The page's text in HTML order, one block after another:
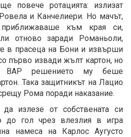
повече ротацията: излизат
и Канчелиери. Но мачът,
към края си,
отново заради Романьоли,
в прасеца на Бони и извърши
първо извади жълт картон, но
ВАР решението му беше
Така защитникът на Лацио
Рома поради наказание.
излезе от собствената си
до гол чрез влезлия в игра
намеса на Карлос Аугусто